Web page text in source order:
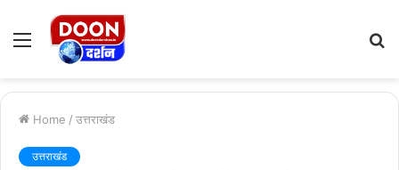
Menu
Home / उत्तराखंड
उत्तराखंड